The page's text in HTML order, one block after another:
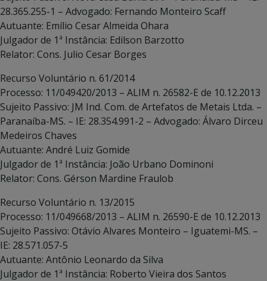
28.365.255-1 – Advogado: Fernando Monteiro Scaff
Autuante: Emílio Cesar Almeida Ohara
Julgador de 1ª Instância: Edilson Barzotto
Relator: Cons. Julio Cesar Borges
Recurso Voluntário n. 61/2014
Processo: 11/049420/2013 – ALIM n. 26582-E de 10.12.2013
Sujeito Passivo: JM Ind. Com. de Artefatos de Metais Ltda. –
Paranaíba-MS. – IE: 28.354.991-2 – Advogado: Álvaro Dirceu
Medeiros Chaves
Autuante: André Luiz Gomide
Julgador de 1ª Instância: João Urbano Dominoni
Relator: Cons. Gérson Mardine Fraulob
Recurso Voluntário n. 13/2015
Processo: 11/049668/2013 – ALIM n. 26590-E de 10.12.2013
Sujeito Passivo: Otávio Alvares Monteiro – Iguatemi-MS. –
IE: 28.571.057-5
Autuante: Antônio Leonardo da Silva
Julgador de 1ª Instância: Roberto Vieira dos Santos